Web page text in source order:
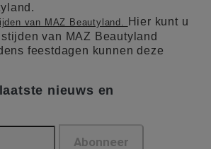
van MAZ Beautyland.
Hier kunt u
van MAZ Beautyland
feestdagen kunnen deze
nieuws en